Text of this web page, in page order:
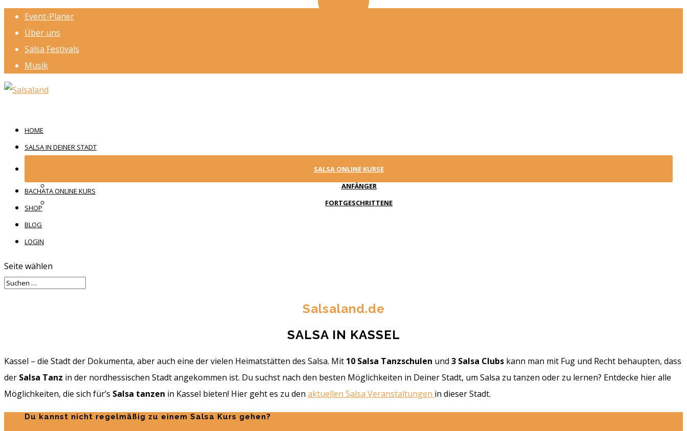
Event-Planer
Über uns
Salsa Festivals
Musik
HOME
SALSA IN DEINER STADT
SALSA ONLINE KURSE
ANFÄNGER
FORTGESCHRITTENE
BACHATA ONLINE KURS
SHOP
BLOG
LOGIN
Seite wählen
Salsaland.de
SALSA IN KASSEL
Kassel – die Stadt der Dokumenta, aber auch eine der vielen Heimatstätten des Salsa. Mit 10 Salsa Tanzschulen und 3 Salsa Clubs kann man mit Fug und Recht behaupten, dass
der Salsa Tanz in der nordhessischen Stadt angekommen ist. Du suchst nach den besten Möglichkeiten in Deiner Stadt, um Salsa zu tanzen oder zu lernen? Entdecke hier alle
Möglichkeiten, die sich für’s Salsa tanzen in Kassel bieten! Hier geht es zu den aktuellen Salsa Veranstaltungen in dieser Stadt.
Du kannst nicht regelmäßig zu einem Salsa Kurs gehen?